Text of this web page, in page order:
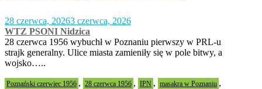
28 czerwca, 20263 czerwca, 2026
WTZ PSONI Nidzica
28 czerwca 1956 wybuchł w Poznaniu pierwszy w PRL-u
strajk generalny. Ulice miasta zamieniły się w pole bitwy, a
wojsko…..
Poznański czerwiec 1956 , 28 czerwca 1956 , IPN , masakra w Poznaniu ,